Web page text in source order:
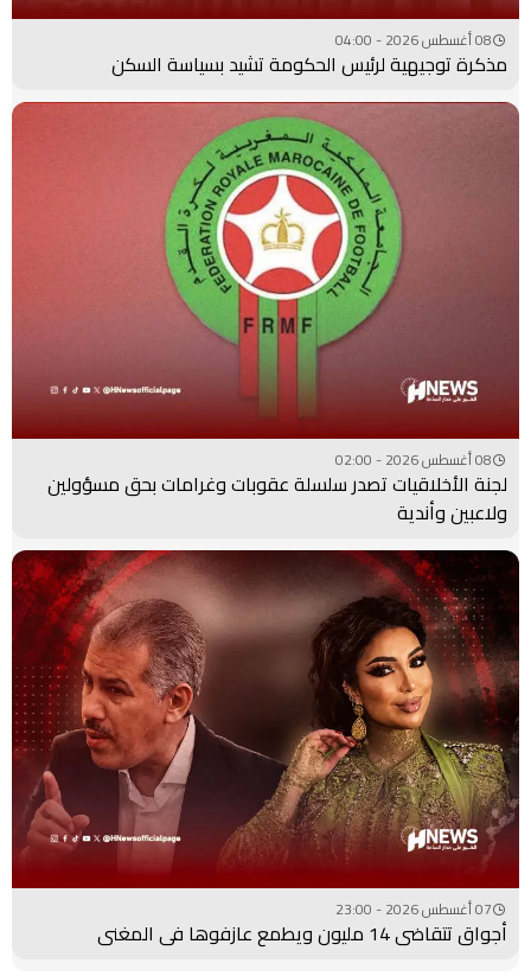
08 أغسطس 2026 - 04:00
مذكرة توجيهية لرئيس الحكومة تشيد بسياسة السكن
08 أغسطس 2026 - 02:00
لجنة الأخلاقيات تصدر سلسلة عقوبات وغرامات بحق مسؤولين
ولاعبين وأندية
07 أغسطس 2026 - 23:00
أجواق تتقاضى 14 مليون ويطمع عازفوها في المغني